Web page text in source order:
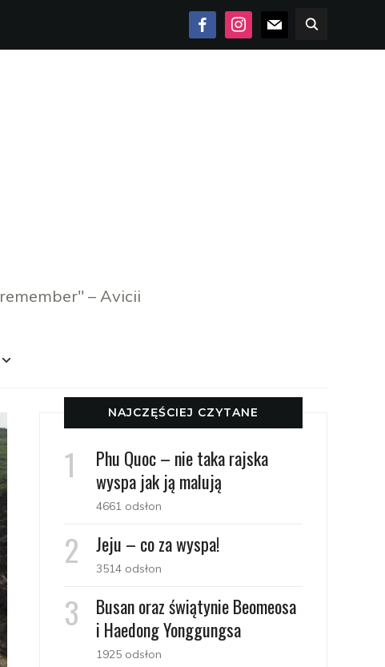
FACEBOOKINSTAGRAM
MAIL
– Avicii
NAJCZĘŚCIEJ CZYTANE
Phu Quoc – nie taka rajska
wyspa jak ją malują
4661 odsłon
Jeju – co za wyspa!
3514 odsłon
Busan oraz świątynie Beomeosa
i Haedong Yonggungsa
1925 odsłon